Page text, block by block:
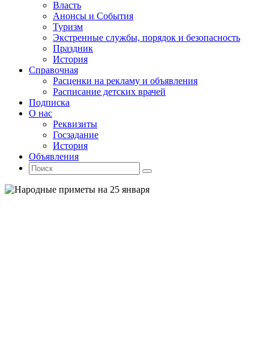
Власть
Анонсы и События
Туризм
Экстренные службы, порядок и безопасность
Праздник
История
Справочная
Расценки на рекламу и объявления
Расписание детских врачей
Подписка
О нас
Реквизиты
Госзадание
История
Объявления
Поиск
Искать:
Поиск